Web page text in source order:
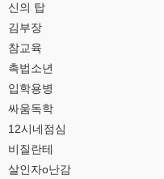
신의 탑
김부장
참교육
촉법소년
입학용병
싸움독학
12시네점심
비질란테
살인자o난감